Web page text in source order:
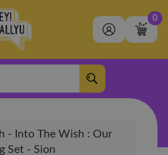
0
- Into The Wish : Our
Set - Sion